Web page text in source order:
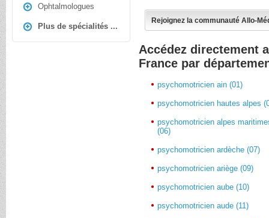
Ophtalmologues
Plus de spécialités ...
Rejoignez la communauté Allo-
Accédez directement
France par
psychomotricien ain (01)
psychomotricien hautes alpes
psychomotricien alpes
(06)
psychomotricien ardèche (07)
psychomotricien ariège (09)
psychomotricien aube (10)
psychomotricien aude (11)